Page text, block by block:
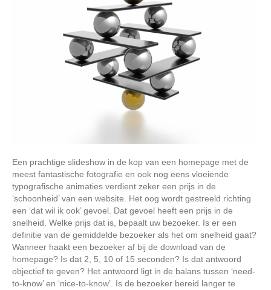
Een prachtige slideshow in de kop van een homepage met de
meest fantastische fotografie en ook nog eens vloeiende
typografische animaties verdient zeker een prijs in de
‘schoonheid’ van een website. Het oog wordt gestreeld richting
een ‘dat wil ik ook’ gevoel. Dat gevoel heeft een prijs in de
snelheid. Welke prijs dat is, bepaalt uw bezoeker. Is er een
definitie van de gemiddelde bezoeker als het om snelheid gaat?
Wanneer haakt een bezoeker af bij de download van de
homepage? Is dat 2, 5, 10 of 15 seconden? Is dat antwoord
objectief te geven? Het antwoord ligt in de balans tussen ‘need-
to-know’ en ‘nice-to-know’. Is de bezoeker bereid langer te